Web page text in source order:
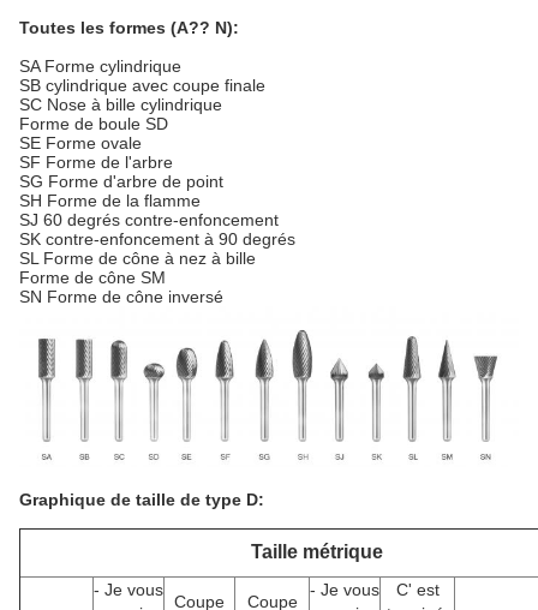
Toutes les formes (A?? N):
SA Forme cylindrique
SB cylindrique avec coupe finale
SC Nose à bille cylindrique
Forme de boule SD
SE Forme ovale
SF Forme de l'arbre
SG Forme d'arbre de point
SH Forme de la flamme
SJ 60 degrés contre-enfoncement
SK contre-enfoncement à 90 degrés
SL Forme de cône à nez à bille
Forme de cône SM
SN Forme de cône inversé
Graphique de taille de type D:
Taille métrique
- Je vous
Coupe Coupe
- Je vous
C' est